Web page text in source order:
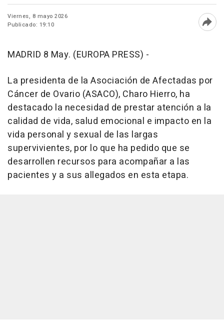
Viernes, 8 mayo 2026
Publicado: 19:10
MADRID 8 May. (EUROPA PRESS) -
La presidenta de la Asociación de Afectadas por
Cáncer de Ovario (ASACO), Charo Hierro, ha
destacado la necesidad de prestar atención a la
calidad de vida, salud emocional e impacto en la
vida personal y sexual de las largas
supervivientes, por lo que ha pedido que se
desarrollen recursos para acompañar a las
pacientes y a sus allegados en esta etapa.